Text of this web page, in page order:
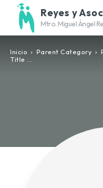
Reyes y
Mtro. Miguel Ángel
Inicio Parent Category
Title ...